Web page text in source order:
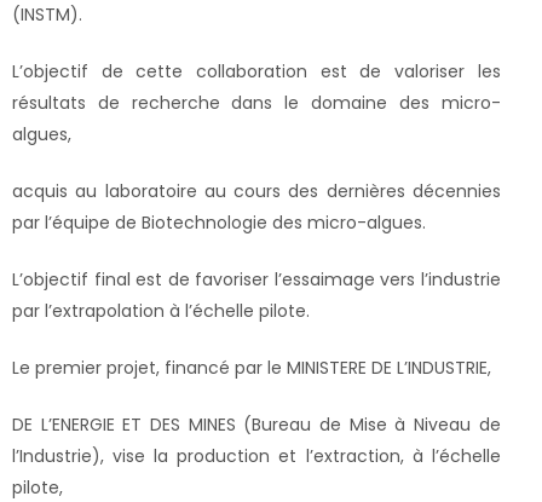
(INSTM).
L’objectif de cette collaboration est de valoriser les
résultats de recherche dans le domaine des micro-
algues,
acquis au laboratoire au cours des dernières décennies
par l’équipe de Biotechnologie des micro-algues.
L’objectif final est de favoriser l’essaimage vers l’industrie
par l’extrapolation à l’échelle pilote.
Le premier projet, financé par le MINISTERE DE L’INDUSTRIE,
DE L’ENERGIE ET DES MINES (Bureau de Mise à Niveau de
l’Industrie), vise la production et l’extraction, à l’échelle
pilote,